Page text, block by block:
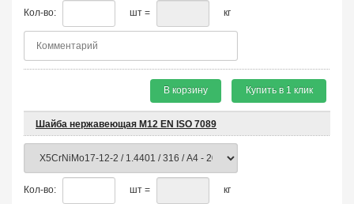
Кол-во: шт = кг
В корзину Купить в 1 клик
Шайба нержавеющая М12 EN ISO 7089
Кол-во: шт = кг